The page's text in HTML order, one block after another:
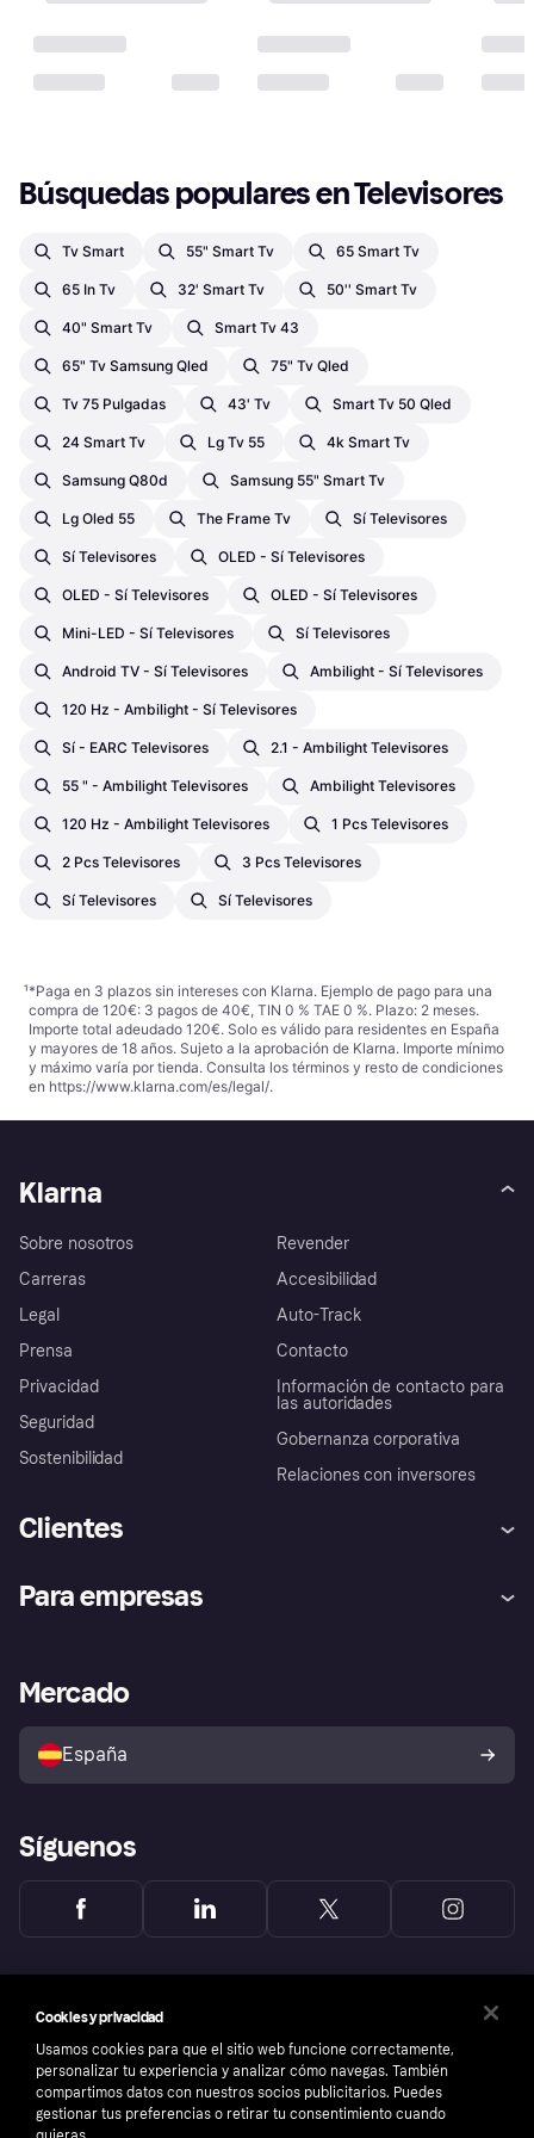
Búsquedas populares en Televisores
Tv Smart 55" Smart Tv 65 Smart Tv
65 In Tv 32' Smart Tv 50'' Smart Tv
40" Smart Tv Smart Tv 43
65" Tv Samsung Qled 75" Tv Qled
Tv 75 Pulgadas 43' Tv Smart Tv 50 Qled
24 Smart Tv Lg Tv 55 4k Smart Tv
Samsung Q80d Samsung 55" Smart Tv
Lg Oled 55 The Frame Tv Sí Televisores
Sí Televisores OLED - Sí Televisores
OLED - Sí Televisores OLED - Sí Televisores
Mini-LED - Sí Televisores Sí Televisores
Android TV - Sí Televisores Ambilight - Sí Televisores
120 Hz - Ambilight - Sí Televisores
Sí - EARC Televisores 2.1 - Ambilight Televisores
55 " - Ambilight Televisores Ambilight Televisores
120 Hz - Ambilight Televisores 1 Pcs Televisores
2 Pcs Televisores 3 Pcs Televisores
Sí Televisores Sí Televisores
¹*Paga en 3 plazos sin intereses con Klarna. Ejemplo de pago para una
compra de 120€: 3 pagos de 40€, TIN 0 % TAE 0 %. Plazo: 2 meses.
Importe total adeudado 120€. Solo es válido para residentes en España
y mayores de 18 años. Sujeto a la aprobación de Klarna. Importe mínimo
y máximo varía por tienda. Consulta los términos y resto de condiciones
en https://www.klarna.com/es/legal/.
Klarna
Sobre nosotros
Carreras
Legal
Prensa
Privacidad
Seguridad
Sostenibilidad
Revender
Accesibilidad
Auto-Track
Contacto
Información de contacto para
las autoridades
Gobernanza corporativa
Relaciones con inversores
Clientes
Inicio de sesión
Directorio de tiendas
Política de protección al
comprador de Klarna
Reclamaciones
Para empresas
Acceso empresas
Mercado
España
Síguenos
Cookies y privacidad
Usamos cookies para que el sitio web funcione correctamente,
personalizar tu experiencia y analizar cómo navegas. También
compartimos datos con nuestros socios publicitarios. Puedes
gestionar tus preferencias o retirar tu consentimiento cuando